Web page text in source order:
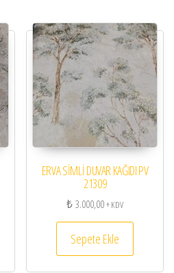
ERVA SİMLİ DUVAR KAĞIDI PV
21309
₺3.000,00+ KDV
Sepete Ekle